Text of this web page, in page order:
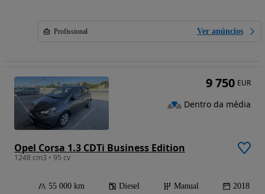
Profissional Ver anúncios
Opel Corsa 1.3 CDTi Business Edition
1248 cm3 • 95 cv
55 000 km Diesel Manual 2018
9 750 EUR
Dentro da média